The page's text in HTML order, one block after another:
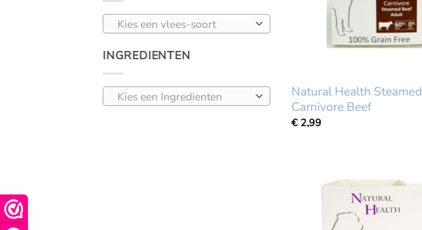
Kies een vlees-soort
INGREDIENTEN
Kies een Ingredienten
Natural Health Steamed
Carnivore Beef
€ 2,99